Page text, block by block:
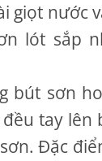
giọt nước
lót sắp
bút sơn
tay lên
Đặc